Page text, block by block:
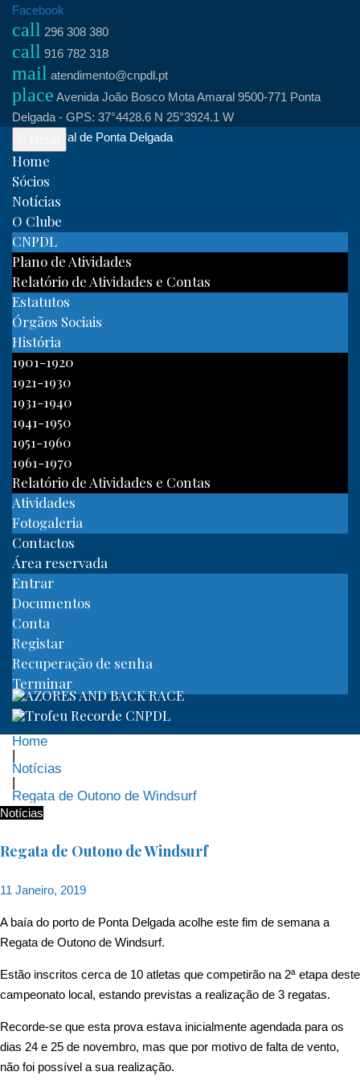
Skip
content
Facebook
call 296 308 380
call 916 782 318
mail atendimento@cnpdl.pt
place Avenida João Bosco Mota Amaral 9500-771 Ponta
Delgada - GPS: 37°4428.6 N 25°3924.1 W
Clube Naval de Ponta Delgada
Home
Sócios
Notícias
O Clube
CNPDL
Plano de Atividades
Relatório de Atividades e Contas
Estatutos
Órgãos Sociais
História
1901-1920
1921-1930
1931-1940
1941-1950
1951-1960
1961-1970
Relatório de Atividades e Contas
Atividades
Fotogaleria
Contactos
Área reservada
Entrar
Documentos
Conta
Registar
Recuperação de senha
Terminar
Home
|
Notícias
|
Regata de Outono de Windsurf
Notícias
Regata de Outono de Windsurf
11 Janeiro, 2019
A baía do porto de Ponta Delgada acolhe este fim de semana a
Regata de Outono de Windsurf.
Estão inscritos cerca de 10 atletas que competirão na 2ª etapa deste
campeonato local, estando previstas a realização de 3 regatas.
Recorde-se que esta prova estava inicialmente agendada para os
dias 24 e 25 de novembro, mas que por motivo de falta de vento,
não foi possível a sua realização.